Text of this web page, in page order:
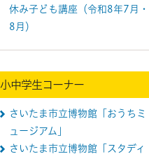
休み子ども講座（令和8年7月・
8月）
小中学生コーナー
さいたま市立博物館「おうちミ
ュージアム」
さいたま市立博物館「スタディ